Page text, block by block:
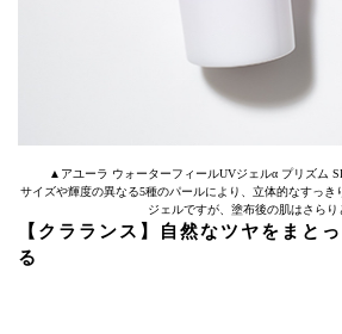
▲アユーラ ウォーターフィールUVジェルα プリズム
サイズや輝度の異なる5種のパールにより、立体的なすっき
ジェルですが、塗布後の肌はさらり
【クラランス】自然なツヤをまと
る